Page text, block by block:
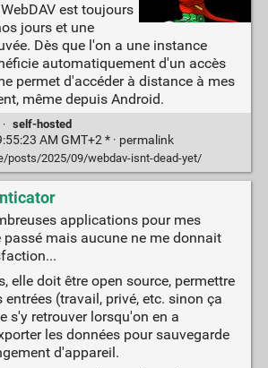
est toujours
jours et une
Dès que l'on a une instance
automatiquement d'un accès
permet d'accéder à distance à mes
même depuis Android.
· self-hosted
AM GMT+2 * · permalink
posts/2025/09/webdav-isnt-dead-yet/
applications pour mes
passé mais aucune ne me donnait
elle doit être open source, permettre
entrées (travail, privé, etc. sinon ça
s'y retrouver lorsqu'on en a
les données pour sauvegarde
d'appareil.